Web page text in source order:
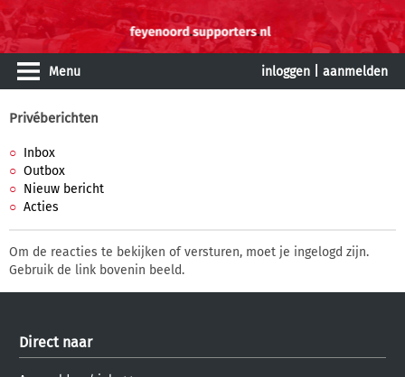
Menu inloggen aanmelden
Privéberichten
Inbox
Outbox
Nieuw bericht
Acties
Om de reacties te bekijken of versturen, moet je ingelogd zijn.
Gebruik de link bovenin beeld.
Direct naar